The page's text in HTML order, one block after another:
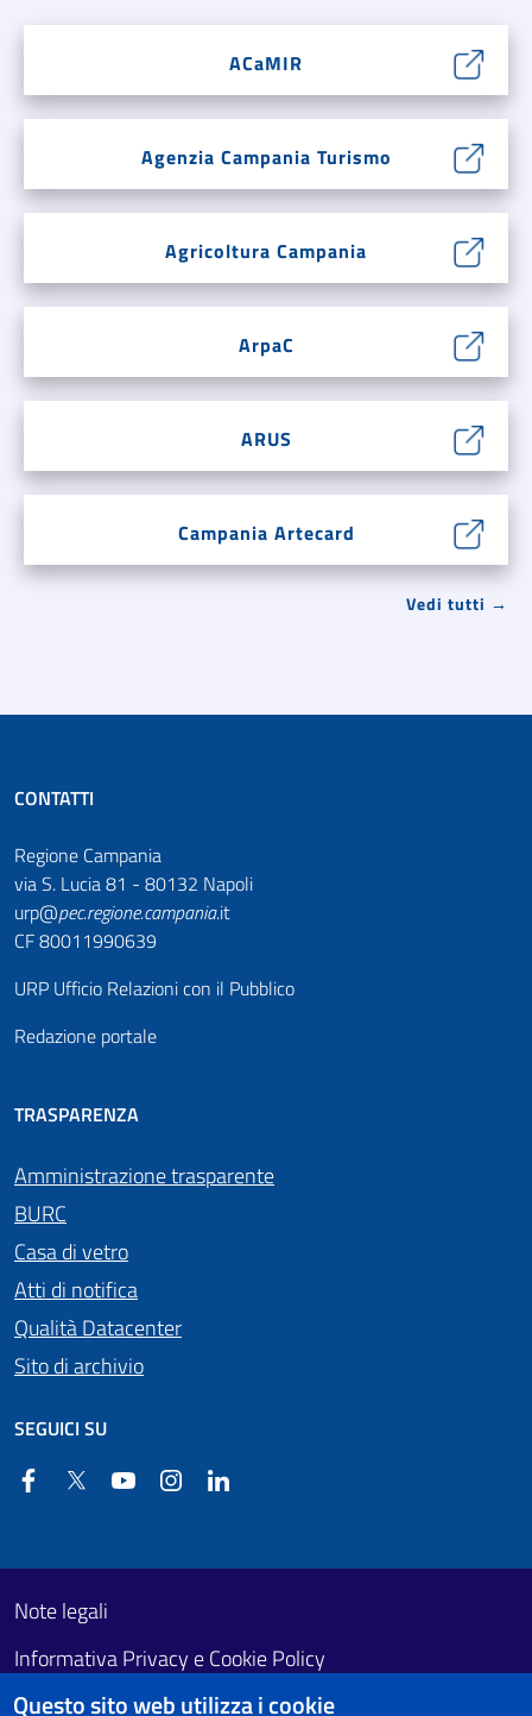
ACaMIR
Agenzia Campania Turismo
Agricoltura Campania
ArpaC
ARUS
Campania Artecard
Vedi tutti →
CONTATTI
Regione Campania
via S. Lucia 81 - 80132 Napoli
urp@pec.regione.campania.it
CF 80011990639
URP Ufficio Relazioni con il Pubblico
Redazione portale
TRASPARENZA
Amministrazione trasparente
BURC
Casa di vetro
Atti di notifica
Qualità Datacenter
Sito di archivio
SEGUICI SU
FacebookTwitter YouTube Instagram
Footer First
Useful links section
Note legali
Informativa Privacy e Cookie Policy
Obiettivi di accessibilità
Questo sito web utilizza i cookie